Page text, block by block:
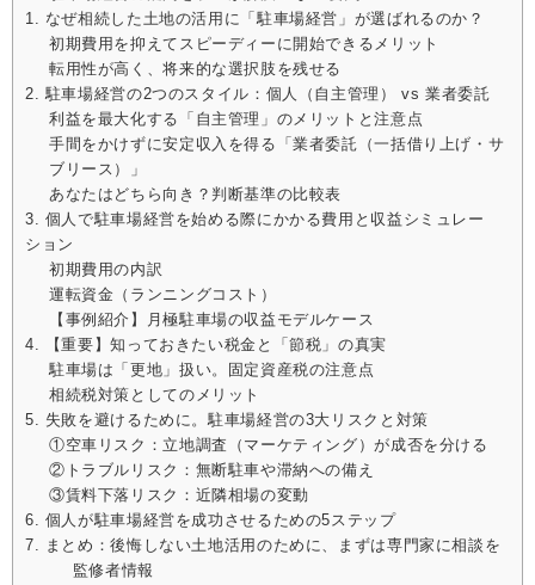
1. なぜ相続した土地の活用に「駐車場経営」が選ばれるのか？
初期費用を抑えてスピーディーに開始できるメリット
転用性が高く、将来的な選択肢を残せる
2. 駐車場経営の2つのスタイル：個人（自主管理） vs 業者委託
利益を最大化する「自主管理」のメリットと注意点
手間をかけずに安定収入を得る「業者委託（一括借り上げ・サ
ブリース）」
あなたはどちら向き？判断基準の比較表
3. 個人で駐車場経営を始める際にかかる費用と収益シミュレー
ション
初期費用の内訳
運転資金（ランニングコスト）
【事例紹介】月極駐車場の収益モデルケース
4. 【重要】知っておきたい税金と「節税」の真実
駐車場は「更地」扱い。固定資産税の注意点
相続税対策としてのメリット
5. 失敗を避けるために。駐車場経営の3大リスクと対策
①空車リスク：立地調査（マーケティング）が成否を分ける
②トラブルリスク：無断駐車や滞納への備え
③賃料下落リスク：近隣相場の変動
6. 個人が駐車場経営を成功させるための5ステップ
7. まとめ：後悔しない土地活用のために、まずは専門家に相談を
監修者情報